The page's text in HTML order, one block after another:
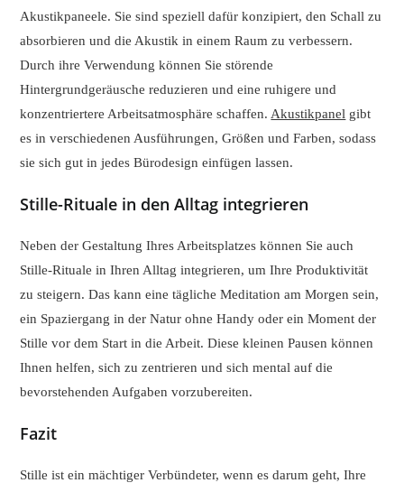
Akustikpaneele. Sie sind speziell dafür konzipiert, den Schall zu
absorbieren und die Akustik in einem Raum zu verbessern.
Durch ihre Verwendung können Sie störende
Hintergrundgeräusche reduzieren und eine ruhigere und
konzentriertere Arbeitsatmosphäre schaffen. Akustikpanel gibt
es in verschiedenen Ausführungen, Größen und Farben, sodass
sie sich gut in jedes Bürodesign einfügen lassen.
Stille-Rituale in den Alltag integrieren
Neben der Gestaltung Ihres Arbeitsplatzes können Sie auch
Stille-Rituale in Ihren Alltag integrieren, um Ihre Produktivität
zu steigern. Das kann eine tägliche Meditation am Morgen sein,
ein Spaziergang in der Natur ohne Handy oder ein Moment der
Stille vor dem Start in die Arbeit. Diese kleinen Pausen können
Ihnen helfen, sich zu zentrieren und sich mental auf die
bevorstehenden Aufgaben vorzubereiten.
Fazit
Stille ist ein mächtiger Verbündeter, wenn es darum geht, Ihre